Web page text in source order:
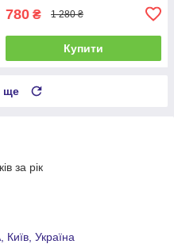
780 ₴ 1 280 ₴
Купити
ще
за рік
Україна